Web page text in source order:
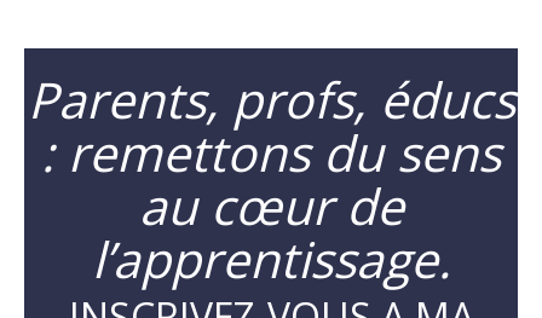
Parents, profs, éducs
: remettons du sens
au cœur de
l’apprentissage.